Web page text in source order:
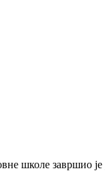
школе завршио